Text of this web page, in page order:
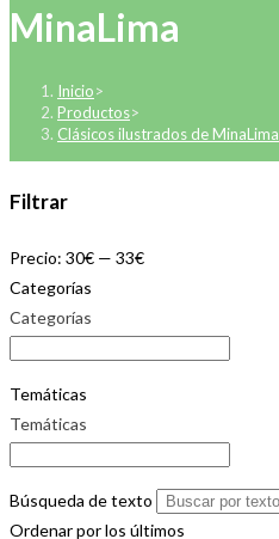
MinaLima
Inicio>
Productos>
Clásicos ilustrados de MinaLima
Filtrar
Precio: 30€ — 33€
Categorías
Categorías
Temáticas
Temáticas
Búsqueda de texto
Ordenar por los últimos